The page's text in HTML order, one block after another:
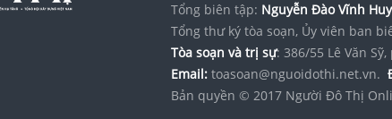
Tổng biên tập: Nguyễn Đào Vĩnh Huy
Tổng thư ký tòa soạn, Ủy viên ban
Tòa soạn và trị sự: 386/55 Lê Văn
Email: toasoan@nguoidothi.net.vn.
Bản quyền © 2017 Người Đô Thị